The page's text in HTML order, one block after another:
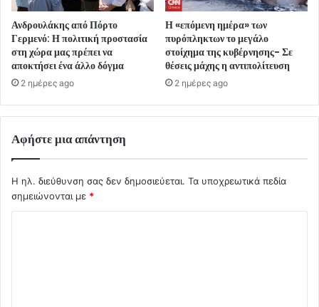
Ανδρουλάκης από Πόρτο
Γερμενό: Η πολιτική προστασία
στη χώρα μας πρέπει να
αποκτήσει ένα άλλο δόγμα
2 ημέρες ago
Η «επόμενη ημέρα» των
πυρόπληκτων το μεγάλο
στοίχημα της κυβέρνησης- Σε
θέσεις μάχης η αντιπολίτευση
2 ημέρες ago
Αφήστε μια απάντηση
Η ηλ. διεύθυνση σας δεν δημοσιεύεται. Τα υποχρεωτικά πεδία
σημειώνονται με *